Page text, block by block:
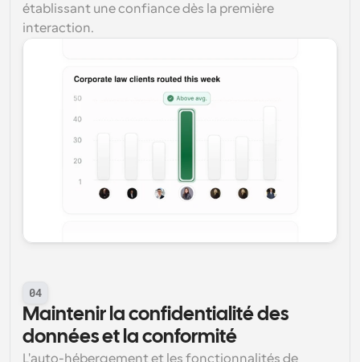
établissant une confiance dès la première
interaction.
04
Maintenir la confidentialité des
données et la conformité
L'auto-hébergement et les fonctionnalités de